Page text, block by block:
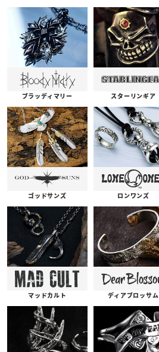
ブラッディマリー スターリンギア
ゴッドサンズ ロンワンズ
マッドカルト ディアブロッサム